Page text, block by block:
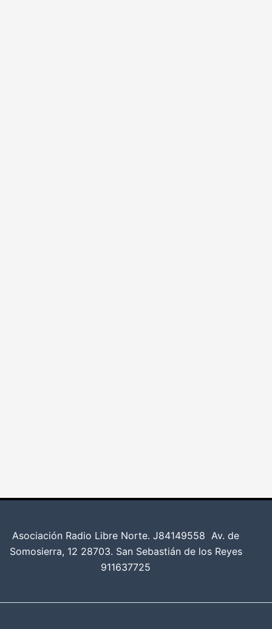
Asociación Radio Libre Norte. J84149558Av. de
Somosierra, 12 28703. San Sebastián de los Reyes
911637725